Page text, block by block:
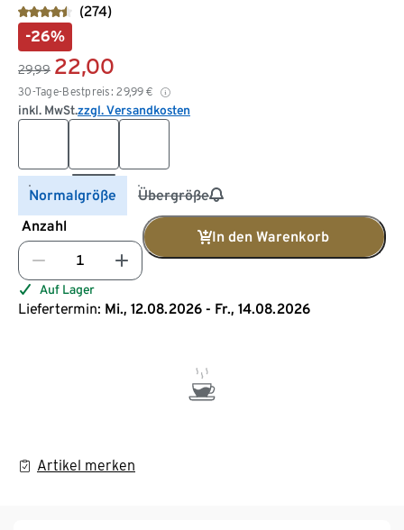
(274)
-26%
29,99 22,00
30-Tage-Bestpreis: 29,99 €
inkl. MwSt.zzgl. Versandkosten
Normalgröße
Übergröße
Anzahl
In den Warenkorb
Auf Lager
Liefertermin: Mi., 12.08.2026 - Fr., 14.08.2026
Artikel merken